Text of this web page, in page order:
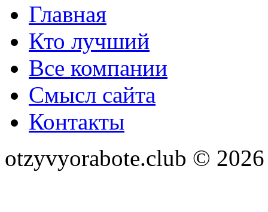
Главная
Кто лучший
Все компании
Смысл сайта
Контакты
otzyvyorabote.club © 2026